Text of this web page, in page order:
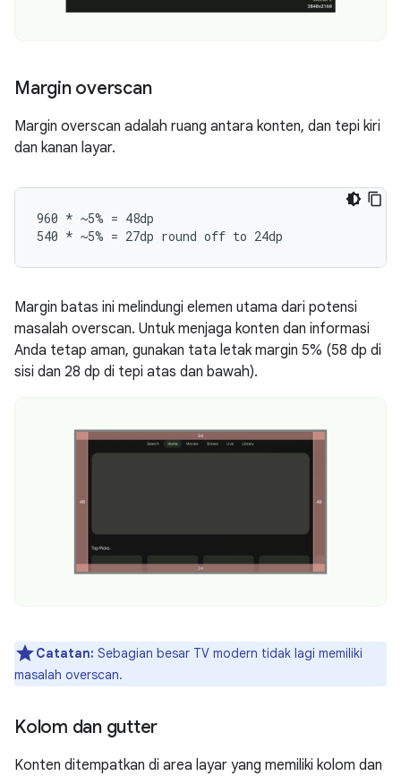
Margin overscan
Margin overscan adalah ruang antara konten, dan tepi kiri
dan kanan layar.
960 * ~5% = 48dp
Margin batas ini melindungi elemen utama dari potensi
masalah overscan. Untuk menjaga konten dan informasi
Anda tetap aman, gunakan tata letak margin 5% (58 dp di
sisi dan 28 dp di tepi atas dan bawah).
Catatan: Sebagian besar TV modern tidak lagi memiliki
masalah overscan.
Kolom dan gutter
Konten ditempatkan di area layar yang memiliki kolom dan